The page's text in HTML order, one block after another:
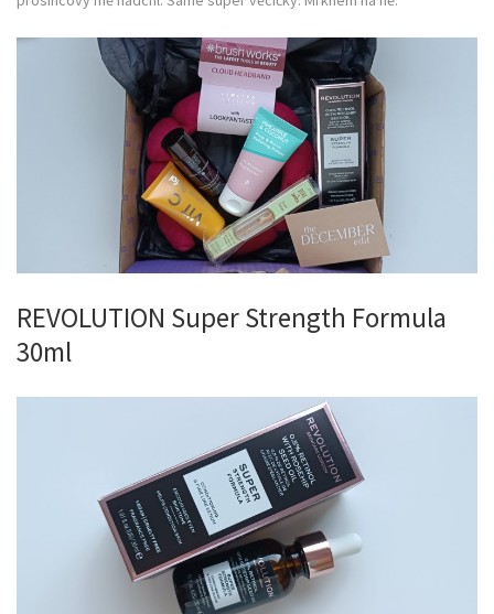
REVOLUTION Super Strength Formula
30ml